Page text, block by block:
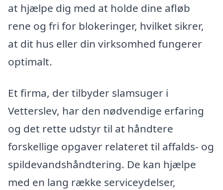
at hjælpe dig med at holde dine afløb
rene og fri for blokeringer, hvilket sikrer,
at dit hus eller din virksomhed fungerer
optimalt.
Et firma, der tilbyder slamsuger i
Vetterslev, har den nødvendige erfaring
og det rette udstyr til at håndtere
forskellige opgaver relateret til affalds- og
spildevandshåndtering. De kan hjælpe
med en lang række serviceydelser,